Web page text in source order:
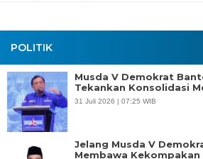
POLITIK
Musda V Demokrat
Tekankan Konsolidasi
31 Juli 2026 | 07:25 WIB
Jelang Musda V
Membawa